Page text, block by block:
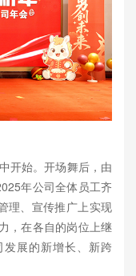
开始。开场舞后，由
年公司全体员工齐
理、宣传推广上实现
，在各自的岗位上继
展的新增长、新跨